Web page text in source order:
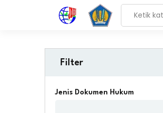
Filter
Jenis Dokumen Hukum